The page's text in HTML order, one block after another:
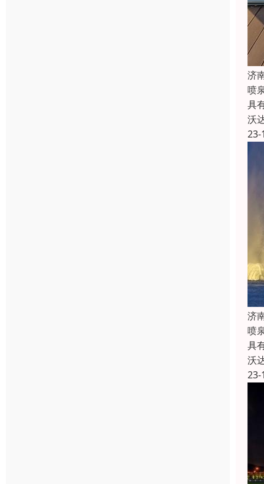
济
喷
具
沃
23-
济
喷
具
沃
23-